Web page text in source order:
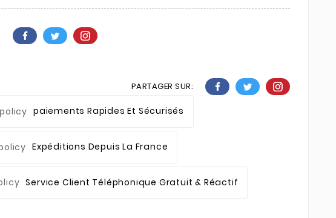
PARTAGER SUR:
Paiements Rapides Et Sécurisés
Expéditions Depuis La France
Service Client Téléphonique Gratuit & Réactif